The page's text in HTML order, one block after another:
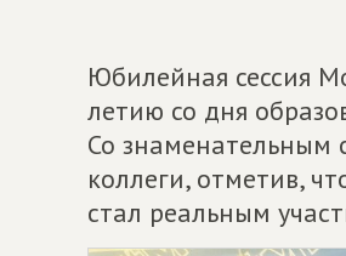
Юбилейная сессия
летию со дня
Со знаменательным
коллеги, отметив,
стал реальным